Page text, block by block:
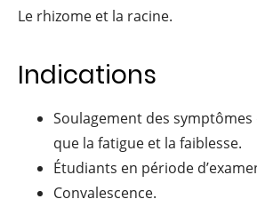
Le rhizome et la racine.
Indications
Soulagement des symptômes
que la fatigue et la faiblesse.
Étudiants en période
Convalescence.